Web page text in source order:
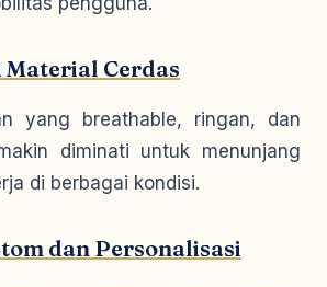
Material Cerdas
yang breathable, ringan, dan
diminati untuk menunjang
di berbagai kondisi.
dan Personalisasi